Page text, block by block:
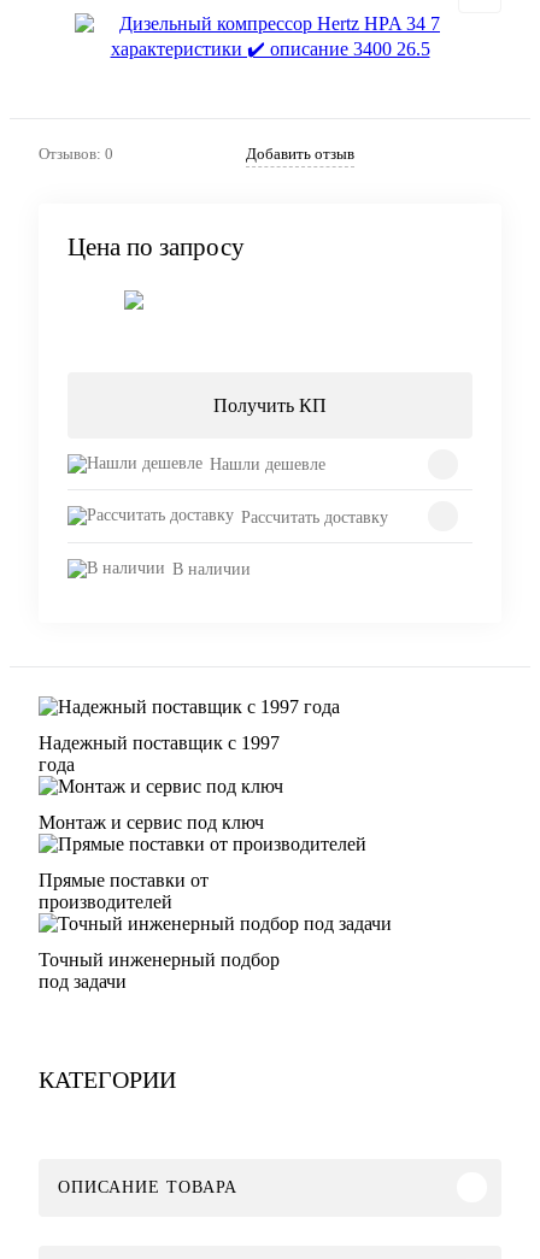
Отзывов: 0 Добавить отзыв
Цена по запросу
Получить КП
Нашли дешевле
Рассчитать доставку
В наличии
Надежный поставщик с 1997
года
Монтаж и сервис под ключ
Прямые поставки от
производителей
Точный инженерный подбор
под задачи
КАТЕГОРИИ
ОПИСАНИЕ ТОВАРА